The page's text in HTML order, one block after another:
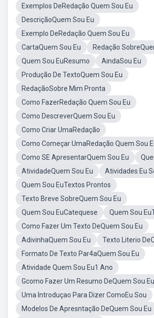
Exemplos DeRedação Quem Sou Eu
DescriçãoQuem Sou Eu
Exemplo DeRedação Quem Sou Eu
CartaQuem Sou Eu
Redação
Quem Sou EuResumo
AindaSou Eu
Produção De TextoQuem Sou Eu
RedaçãoSobre Mim Pronta
Como FazerRedação Quem Sou Eu
Como DescreverQuem Sou Eu
Como Criar UmaRedação
Como Começar UmaRedação Quem Sou
Como SE ApresentarQuem Sou Eu
AtividadeQuem Sou Eu
Atividades Eu
Quem Sou EuTextos Prontos
Texto Breve SobreQuem Sou Eu
Quem Sou EuCatequese
Quem Sou
Como Fazer Um Texto DeQuem Sou Eu
AdivinhaQuem Sou Eu
Texto Literio
Formato De Texto Par4aQuem Sou Eu
Atividade Quem Sou Eu1 Ano
Gcomo Fazer Um Resumo DeQuem Sou Eu
Uma Introduçao Para Dizer ComoEu Sou
Modelos De Apresntação DeQuem Sou Eu